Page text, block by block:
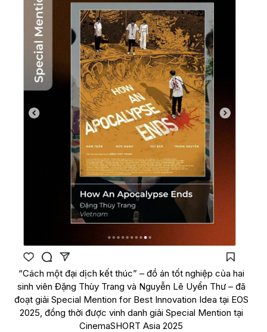
“Cách một đại dịch kết thúc” – đồ án tốt nghiệp của hai
sinh viên Đặng Thùy Trang và Nguyễn Lê Uyển Thư – đã
đoạt giải Special Mention for Best Innovation Idea tại EOS
2025, đồng thời được vinh danh giải Special Mention tại
CinemaSHORT Asia 2025